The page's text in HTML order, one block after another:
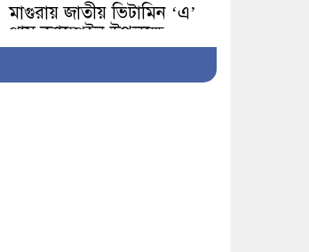
মাগুরায় জাতীয় ভিটামিন ‘এ’
প্লাস ক্যাম্পেইন উপলক্ষে
সাংবাদিক অবহিতকরণ